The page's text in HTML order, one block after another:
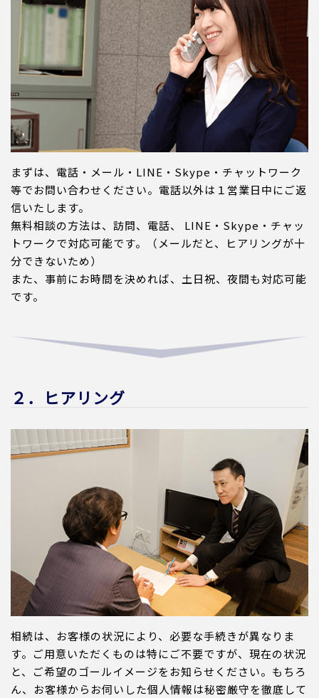
まずは、電話・メール・LINE・Skype・チャットワーク
等でお問い合わせください。電話以外は１営業日中にご返
信いたします。
無料相談の方法は、訪問、電話、 LINE・Skype・チャッ
トワークで対応可能です。（メールだと、ヒアリングが十
分できないため）
また、事前にお時間を決めれば、土日祝、夜間も対応可能
です。
２．ヒアリング
相続は、お客様の状況により、必要な手続きが異なりま
す。ご用意いただくものは特にご不要ですが、現在の状況
と、ご希望のゴールイメージをお知らせください。もちろ
ん、お客様からお伺いした個人情報は秘密厳守を徹底して